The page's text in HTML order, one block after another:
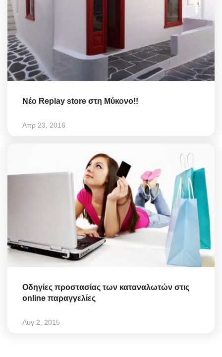
Νέο Replay store στη Μύκονο!!
Απρ 23, 2016
Οδηγίες προστασίας των καταναλωτών στις
online παραγγελίες
Αυγ 2, 2015